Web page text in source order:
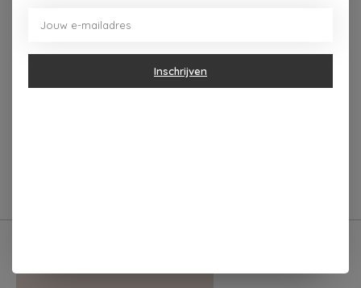
taart. Combineer met andere decoraties uit ons nieuwe
Inschrijven